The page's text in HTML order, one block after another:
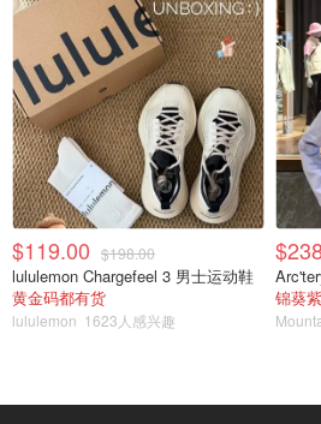
⭐️闷脂肪粒！不管我怎么乳化都闷
⭐完全️不推荐！
回购系数：-5/5
Tatcha ageless
$119.00 $198.00
lululemon Chargefeel 3 男士运动鞋
黄金码都有货
lululemon 1623人感兴趣
锦葵